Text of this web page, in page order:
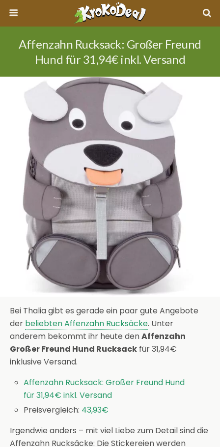
Affenzahn Rucksack: Großer Freund
Hund für 31,94€ inkl. Versand
Bei Thalia gibt es gerade ein paar gute Angebote
der beliebten Affenzahn Rucksäcke. Unter
anderem bekommt ihr heute denAffenzahn
Großer Freund Hund Rucksack für 31,94€
inklusive Versand.
Affenzahn Rucksack: Großer Freund Hund
für 31,94€ inkl. Versand
Preisvergleich: 43,93€
Irgendwie anders – mit viel Liebe zum Detail sind die
Affenzahn Rucksäcke: Die Stickereien werden